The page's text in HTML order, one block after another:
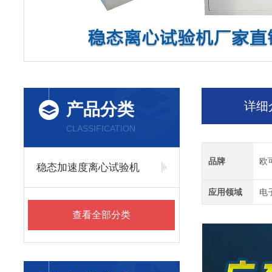
产品分类
CLASSIFICATION
稳态加速度离心试验机
查看全部分类
详细
品牌 欧
应用领域 电